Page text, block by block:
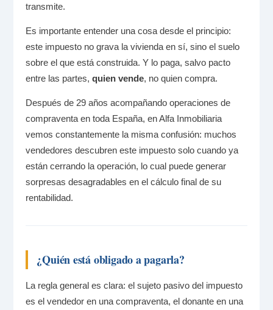
transmite.
Es importante entender una cosa desde el principio:
este impuesto no grava la vivienda en sí, sino el suelo
sobre el que está construida. Y lo paga, salvo pacto
entre las partes,quien vende, no quien compra.
Después de 29 años acompañando operaciones de
compraventa en toda España, en Alfa Inmobiliaria
vemos constantemente la misma confusión: muchos
vendedores descubren este impuesto solo cuando ya
están cerrando la operación, lo cual puede generar
sorpresas desagradables en el cálculo final de su
rentabilidad.
¿Quién está obligado a pagarla?
La regla general es clara: el sujeto pasivo del impuesto
es el vendedor en una compraventa, el donante en una